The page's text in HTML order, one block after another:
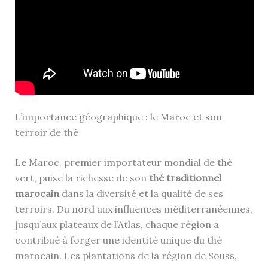
L’importance géographique : le Maroc et son
terroir de thé
Le Maroc, premier importateur mondial de thé
vert, puise la richesse de son thé traditionnel
marocaindans la diversité et la qualité de ses
terroirs. Du nord aux influences méditerranéennes,
jusqu’aux plateaux de l’Atlas, chaque région a
contribué à forger une identité unique du thé
marocain. Les plantations de la région de Souss,